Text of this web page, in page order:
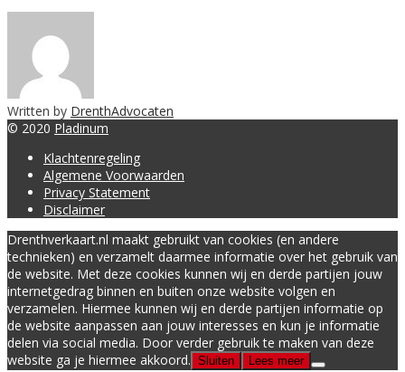
Written by DrenthAdvocaten
© 2020 Pladinum
Klachtenregeling
Algemene Voorwaarden
Privacy Statement
Disclaimer
Drenthverkaart.nl maakt gebruikt van cookies (en andere
technieken) en verzamelt daarmee informatie over het gebruik van
de website. Met deze cookies kunnen wij en derde partijen jouw
internetgedrag binnen en buiten onze website volgen en
verzamelen. Hiermee kunnen wij en derde partijen informatie op
de website aanpassen aan jouw interesses en kun je informatie
delen via social media. Door verder gebruik te maken van deze
website ga je hiermee akkoord. Sluiten Lees meer